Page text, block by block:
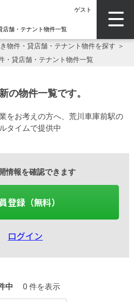
ゲスト
店舗・テナント物件一覧
物件・貸店舗・テナント物件を探す ＞
・貸店舗・テナント物件一覧
の物件一覧です。
をお考えの方へ、荒川車庫前駅の
タイムで提供中
情報を確認できます
登録（無料）
ログイン
中 0 件を表示